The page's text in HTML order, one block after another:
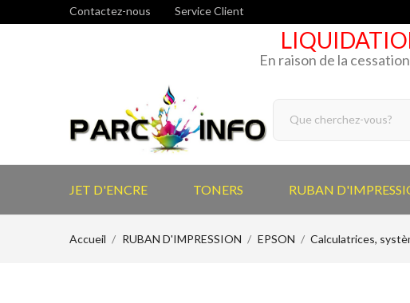
Contactez-nous Service Client
En raison de la
JET D'ENCRE TONERS RUBAN
Accueil RUBAN D'IMPRESSION EPSON Calculatrices,